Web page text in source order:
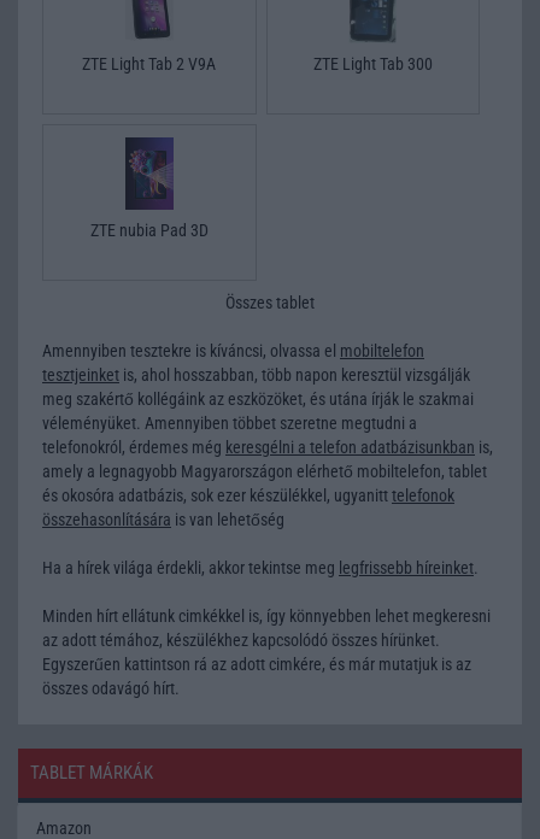
ZTE Light Tab 2 V9A ZTE Light Tab 300
ZTE nubia Pad 3D
Összes tablet
Amennyiben tesztekre is kíváncsi, olvassa el mobiltelefon
tesztjeinket is, ahol hosszabban, több napon keresztül vizsgálják
meg szakértő kollégáink az eszközöket, és utána írják le szakmai
véleményüket. Amennyiben többet szeretne megtudni a
telefonokról, érdemes még keresgélni a telefon adatbázisunkban is,
amely a legnagyobb Magyarországon elérhető mobiltelefon, tablet
és okosóra adatbázis, sok ezer készülékkel, ugyanitttelefonok
összehasonlítására is van lehetőség
Ha a hírek világa érdekli, akkor tekintse meg legfrissebb híreinket
Minden hírt ellátunk cimkékkel is, így könnyebben lehet megkeresni
az adott témához, készülékhez kapcsolódó összes hírünket.
Egyszerűen kattintson rá az adott cimkére, és már mutatjuk is az
összes odavágó hírt.
TABLET MÁRKÁK
Amazon